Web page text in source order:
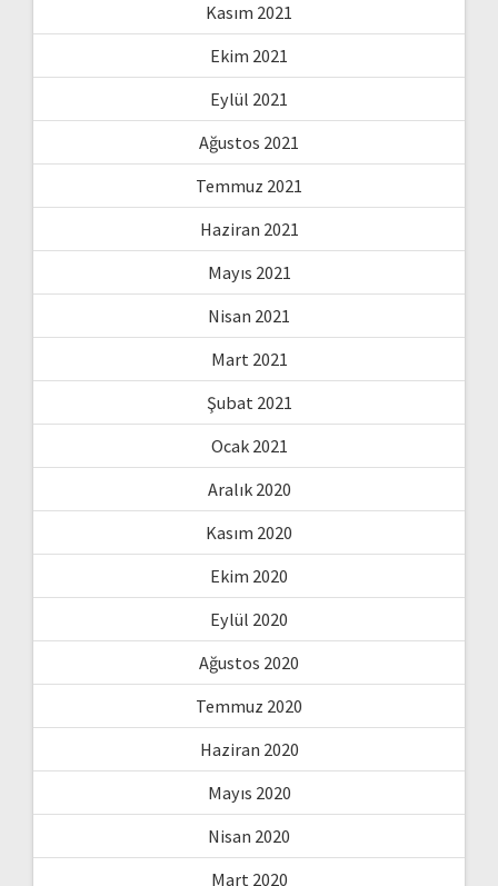
Kasım 2021
Ekim 2021
Eylül 2021
Ağustos 2021
Temmuz 2021
Haziran 2021
Mayıs 2021
Nisan 2021
Mart 2021
Şubat 2021
Ocak 2021
Aralık 2020
Kasım 2020
Ekim 2020
Eylül 2020
Ağustos 2020
Temmuz 2020
Haziran 2020
Mayıs 2020
Nisan 2020
Mart 2020